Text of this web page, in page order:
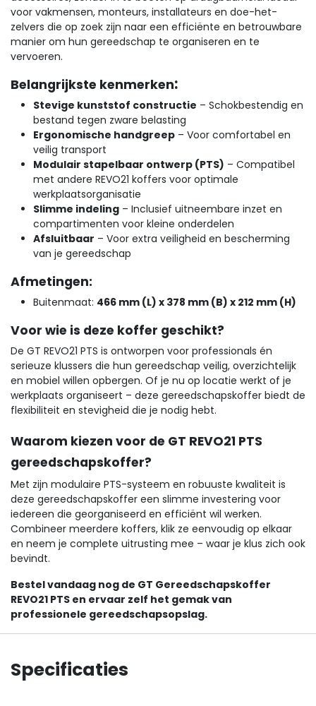
voor vakmensen, monteurs, installateurs en doe-het-
zelvers die op zoek zijn naar een efficiënte en betrouwbare
manier om hun gereedschap te organiseren en te
vervoeren.
Belangrijkste kenmerken:
Stevige kunststof constructie – Schokbestendig en
bestand tegen zware belasting
Ergonomische handgreep – Voor comfortabel en
veilig transport
Modulair stapelbaar ontwerp (PTS) – Compatibel
met andere REVO21 koffers voor optimale
werkplaatsorganisatie
Slimme indeling – Inclusief uitneembare inzet en
compartimenten voor kleine onderdelen
Afsluitbaar – Voor extra veiligheid en bescherming
van je gereedschap
Afmetingen:
Buitenmaat: 466 mm (L) x 378 mm (B) x 212 mm (H)
Voor wie is deze koffer geschikt?
De GT REVO21 PTS is ontworpen voor professionals én
serieuze klussers die hun gereedschap veilig, overzichtelijk
en mobiel willen opbergen. Of je nu op locatie werkt of je
werkplaats organiseert – deze gereedschapskoffer biedt de
flexibiliteit en stevigheid die je nodig hebt.
Waarom kiezen voor de GT REVO21 PTS
gereedschapskoffer?
Met zijn modulaire PTS-systeem en robuuste kwaliteit is
deze gereedschapskoffer een slimme investering voor
iedereen die georganiseerd en efficiënt wil werken.
Combineer meerdere koffers, klik ze eenvoudig op elkaar
en neem je complete uitrusting mee – waar je klus zich ook
bevindt.
Bestel vandaag nog de GT Gereedschapskoffer
REVO21 PTS en ervaar zelf het gemak van
professionele gereedschapsopslag.
Specificaties